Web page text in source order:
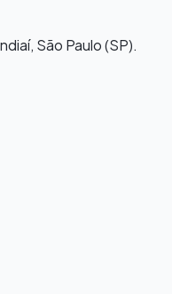
São Paulo (SP).